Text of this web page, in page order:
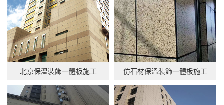
北京保溫裝飾一體板施工 仿石材保溫裝飾一體板施工